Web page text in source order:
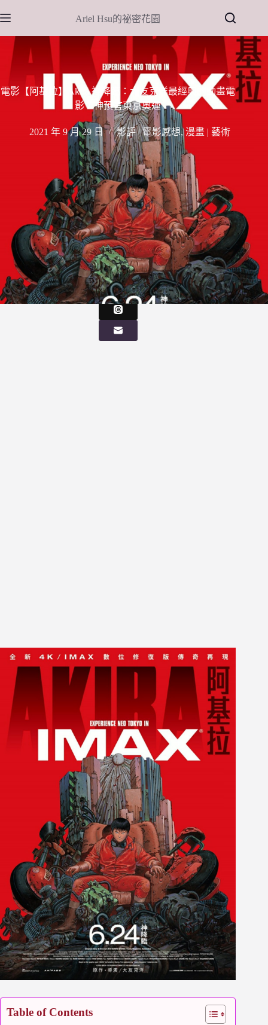
至
主
Ariel Hsu的祕密花園
電影【阿基拉】Akira 神降臨：大友克洋最經典的動畫電
影，神預言東京奧運
2021 年 9 月 29 日 影評 | 電影感想,漫畫 | 藝術
Table of Contents